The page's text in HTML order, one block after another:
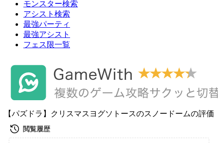
モンスター検索
アシスト検索
最強パーティ
最強アシスト
フェス限一覧
【パズドラ】クリスマスヨグソトースのスノードームの評価